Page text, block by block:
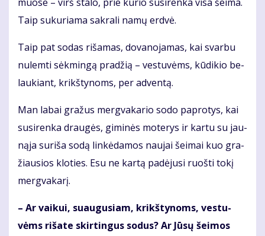
Taip su­ku­ria­ma sak­ra­li na­mų erd­vė.
Taip pat so­das ri­ša­mas, do­va­no­ja­mas, kai svar­bu
nu­lem­ti sėk­min­gą pra­džią – ves­tu­vėms, kū­di­kio be­
lau­kiant, krikš­ty­noms, per ad­ven­tą.
Man la­bai gra­žus merg­va­ka­rio so­do pa­pro­tys, kai
su­si­ren­ka drau­gės, gi­mi­nės mo­te­rys ir kar­tu su jau­
ną­ja su­ri­ša so­dą lin­kė­da­mos nau­jai šei­mai kuo gra­
žiau­sios klo­ties. Esu ne kar­tą pa­dė­ju­si ruoš­ti to­kį
merg­va­ka­rį.
– Ar vai­kui, su­au­gu­siam, krikš­ty­noms, ves­tu­
vėms ri­ša­te skir­tin­gus so­dus? Ar Jū­sų šei­mos